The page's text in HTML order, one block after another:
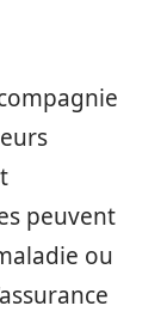
peuvent
ou